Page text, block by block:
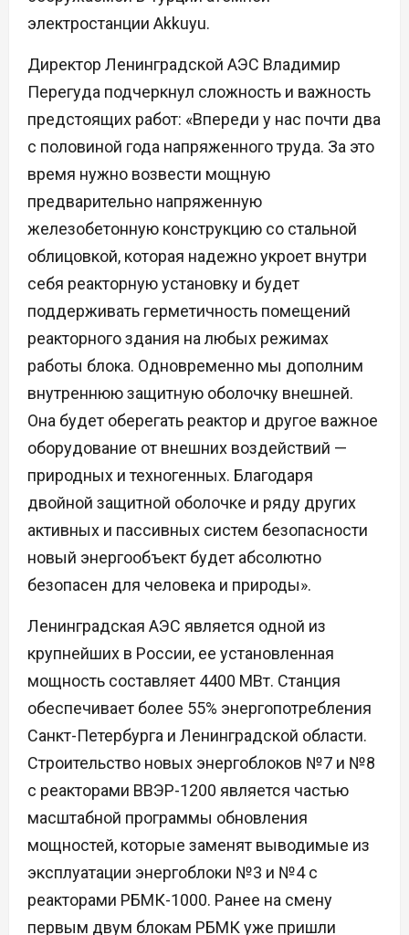
электростанции Akkuyu.
Директор Ленинградской АЭС Владимир
Перегуда подчеркнул сложность и важность
предстоящих работ: «Впереди у нас почти два
с половиной года напряженного труда. За это
время нужно возвести мощную
предварительно напряженную
железобетонную конструкцию со стальной
облицовкой, которая надежно укроет внутри
себя реакторную установку и будет
поддерживать герметичность помещений
реакторного здания на любых режимах
работы блока. Одновременно мы дополним
внутреннюю защитную оболочку внешней.
Она будет оберегать реактор и другое важное
оборудование от внешних воздействий —
природных и техногенных. Благодаря
двойной защитной оболочке и ряду других
активных и пассивных систем безопасности
новый энергообъект будет абсолютно
безопасен для человека и природы».
Ленинградская АЭС является одной из
крупнейших в России, ее установленная
мощность составляет 4400 МВт. Станция
обеспечивает более 55% энергопотребления
Санкт-Петербурга и Ленинградской области.
Строительство новых энергоблоков №7 и №8
с реакторами ВВЭР-1200 является частью
масштабной программы обновления
мощностей, которые заменят выводимые из
эксплуатации энергоблоки №3 и №4 с
реакторами РБМК-1000. Ранее на смену
первым двум блокам РБМК уже пришли